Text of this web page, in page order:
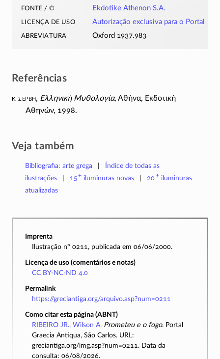
fonte / © Ekdotike Athenon S.A.
licença de uso Autorização exclusiva para o Portal
abreviatura Oxford 1937.983
Referências
Κ. Σερβη, Ελληνική Μυθολογία, Αθήνα, Εκδοτική
Αθηνών, 1998.
Veja também
Bibliografia: arte grega
Índice de todas as
ilustrações
15+ iluminuras novas 20±iluminuras
atualizadas
Imprenta
Ilustração nº 0211, publicada em 06/06/2000.
Licença de uso (comentários e notas)
CC BY-NC-ND 4.0
Permalink
https://greciantiga.org/arquivo.asp?num=0211
Como citar esta página (ABNT)
RIBEIRO JR., Wilson A. Prometeu e o fogo. Portal
Graecia Antiqua, São Carlos. URL:
greciantiga.org/img.asp?num=0211. Data da
consulta: 06/08/2026.